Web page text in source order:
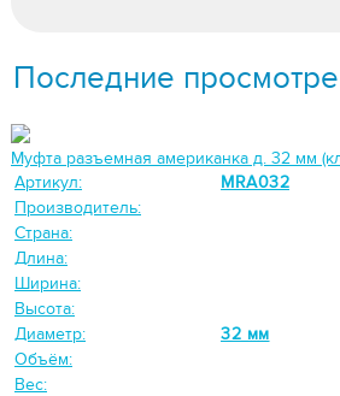
Последние
Муфта разъемная американка д. 32 мм
Артикул:
MRA032
Производитель:
Страна:
Длина:
Ширина:
Высота:
Диаметр:
32 мм
Объём:
Вес: